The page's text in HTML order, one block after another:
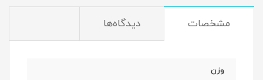
مشخصات دیدگاه‌ها
وزن